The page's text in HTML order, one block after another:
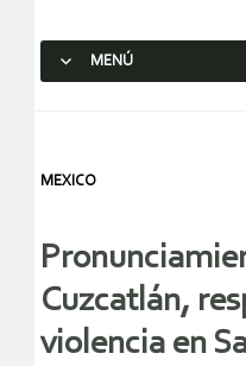
MENÚ
MEXICO
Cuzcatlán,
violencia en